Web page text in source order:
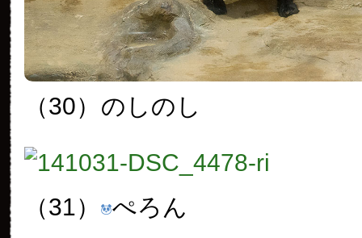
（30） のしのし
（31） ぺろん